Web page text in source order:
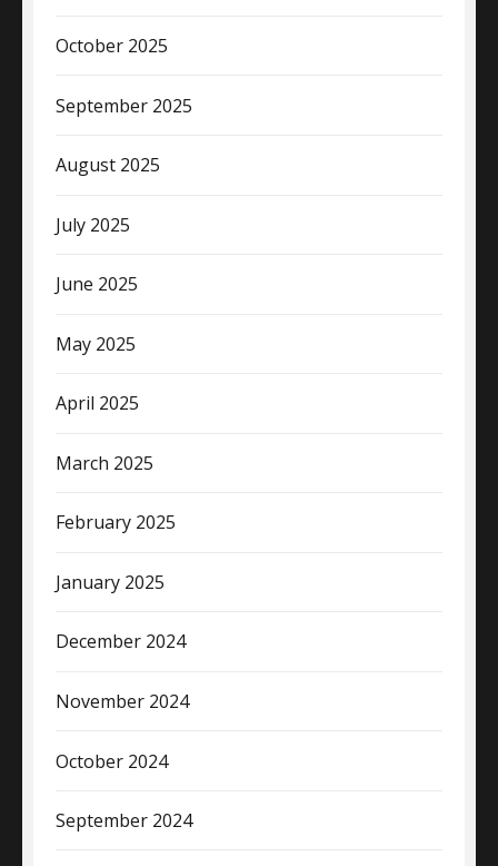
October 2025
September 2025
August 2025
July 2025
June 2025
May 2025
April 2025
March 2025
February 2025
January 2025
December 2024
November 2024
October 2024
September 2024